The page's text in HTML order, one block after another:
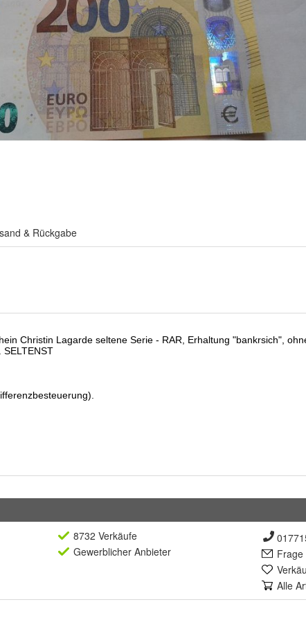
& Rückgabe
8732 Verkäufe
Gewerblicher Anbieter
Frage
Alle